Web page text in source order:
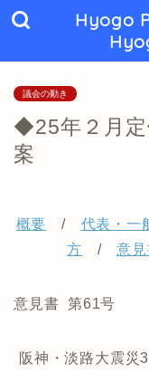
Hyogo
議会の動き
◆25年２月
案
概要 / 代表・一
方 /意
意見書 第61号
阪神・淡路大震災